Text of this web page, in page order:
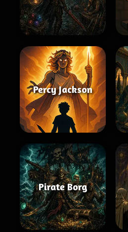
Percy Jackson
Pirate Borg